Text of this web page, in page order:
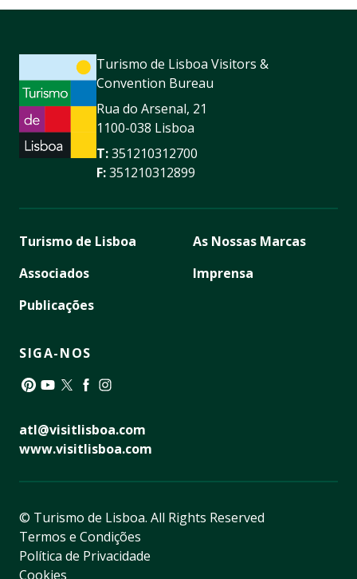
Turismo de Lisboa Visitors &
Convention Bureau
Rua do Arsenal, 21
1100-038 Lisboa
T:351210312700
F:351210312899
Turismo de Lisboa
Associados
Publicações
As Nossas Marcas
Imprensa
SIGA-NOS
atl@visitlisboa.com
www.visitlisboa.com
© Turismo de Lisboa. All Rights Reserved
Termos e Condições
Política de Privacidade
Cookies